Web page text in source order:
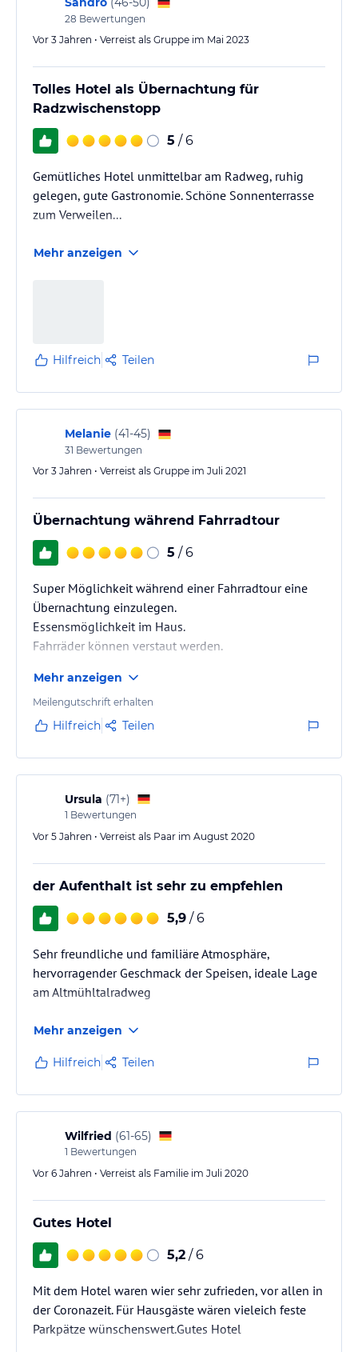
28 Bewertungen
Vor 3 Jahren • Verreist als Gruppe im Mai 2023
Tolles Hotel als Übernachtung für
Radzwischenstopp
5 / 6
Gemütliches Hotel unmittelbar am Radweg, ruhig
gelegen, gute Gastronomie. Schöne Sonnenterrasse
zum Verweilen...
Mehr anzeigen
Hilfreich Teilen
Melanie (41-45)
31 Bewertungen
Vor 3 Jahren • Verreist als Gruppe im Juli 2021
Übernachtung während Fahrradtour
5 / 6
Super Möglichkeit während einer Fahrradtour eine
Übernachtung einzulegen.
Essensmöglichkeit im Haus.
Fahrräder können verstaut werden.
Mehr anzeigen
Meilengutschrift erhalten
Hilfreich Teilen
Ursula (71+)
1 Bewertungen
Vor 5 Jahren • Verreist als Paar im August 2020
der Aufenthalt ist sehr zu empfehlen
5,9 / 6
Sehr freundliche und familiäre Atmosphäre,
hervorragender Geschmack der Speisen, ideale Lage
am Altmühltalradweg
Mehr anzeigen
Hilfreich Teilen
Wilfried (61-65)
1 Bewertungen
Vor 6 Jahren • Verreist als Familie im Juli 2020
Gutes Hotel
5,2 / 6
Mit dem Hotel waren wier sehr zufrieden, vor allen in
der Coronazeit. Für Hausgäste wären vieleich feste
Parkpätze wünschenswert.Gutes Hotel